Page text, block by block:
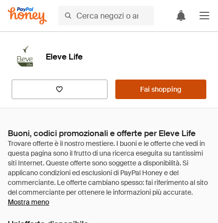
Eleve Life
Fai shopping
Buoni, codici promozionali e offerte per Eleve Life
Mostra meno